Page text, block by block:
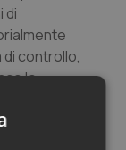
di
controllo,
lo